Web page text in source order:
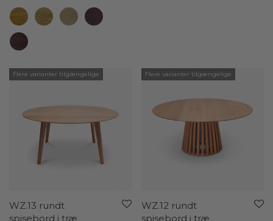
Flere varianter tilgængelige
WZ.13 rundt
spisebord i træ
Flere varianter tilgængelige
WZ.12 rundt
spisebord i træ